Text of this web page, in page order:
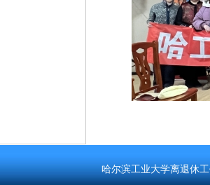
哈尔滨工业大学离退休